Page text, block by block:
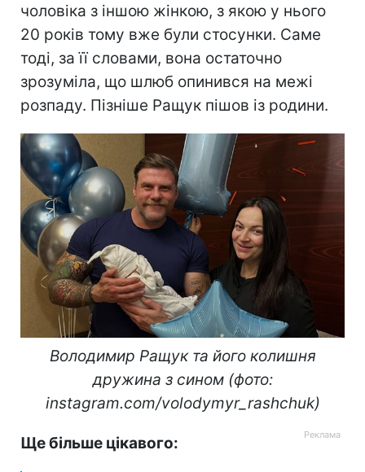
чоловіка з іншою жінкою, з якою у нього
20 років тому вже були стосунки. Саме
тоді, за її словами, вона остаточно
зрозуміла, що шлюб опинився на межі
розпаду. Пізніше Ращук пішов із родини.
Володимир Ращук та його колишня
дружина з сином (фото:
instagram.com/volodymyr_rashchuk)
Ще більше цікавого: